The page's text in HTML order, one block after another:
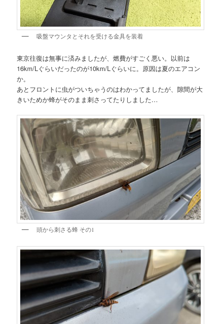
吸盤マウンタとそれを受ける金具を装着
東京往復は無事に済みましたが、燃費がすごく悪い。以前は
16km/Lぐらいだったのが10km/Lぐらいに。原因は夏のエアコン
か。
あとフロントに虫がついちゃうのはわかってましたが、隙間が大
きいためか蜂がそのまま刺さってたりしました…
頭から刺さる蜂 その1